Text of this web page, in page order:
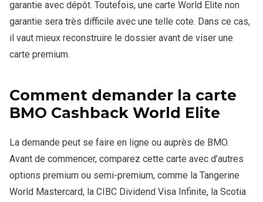
garantie avec dépôt. Toutefois, une carte World Elite non
garantie sera très difficile avec une telle cote. Dans ce cas,
il vaut mieux reconstruire le dossier avant de viser une
carte premium.
Comment demander la carte
BMO Cashback World Elite
La demande peut se faire en ligne ou auprès de BMO.
Avant de commencer, comparez cette carte avec d’autres
options premium ou semi-premium, comme la Tangerine
World Mastercard, la CIBC Dividend Visa Infinite, la Scotia